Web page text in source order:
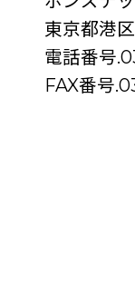
東京都港
電話番号
FAX番号